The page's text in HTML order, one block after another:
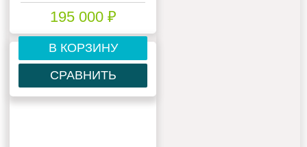
195 000 ₽
В КОРЗИНУ
СРАВНИТЬ